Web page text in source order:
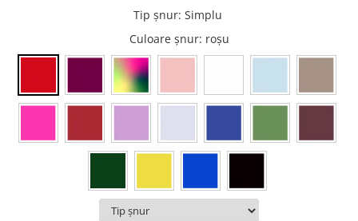
Tip șnur: Simplu
Culoare șnur: roșu